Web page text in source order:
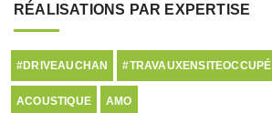
RÉALISATIONS PAR EXPERTISE
#DRIVEAUCHAN #TRAVAUXENSITEOCCUPÉ
ACOUSTIQUE AMO